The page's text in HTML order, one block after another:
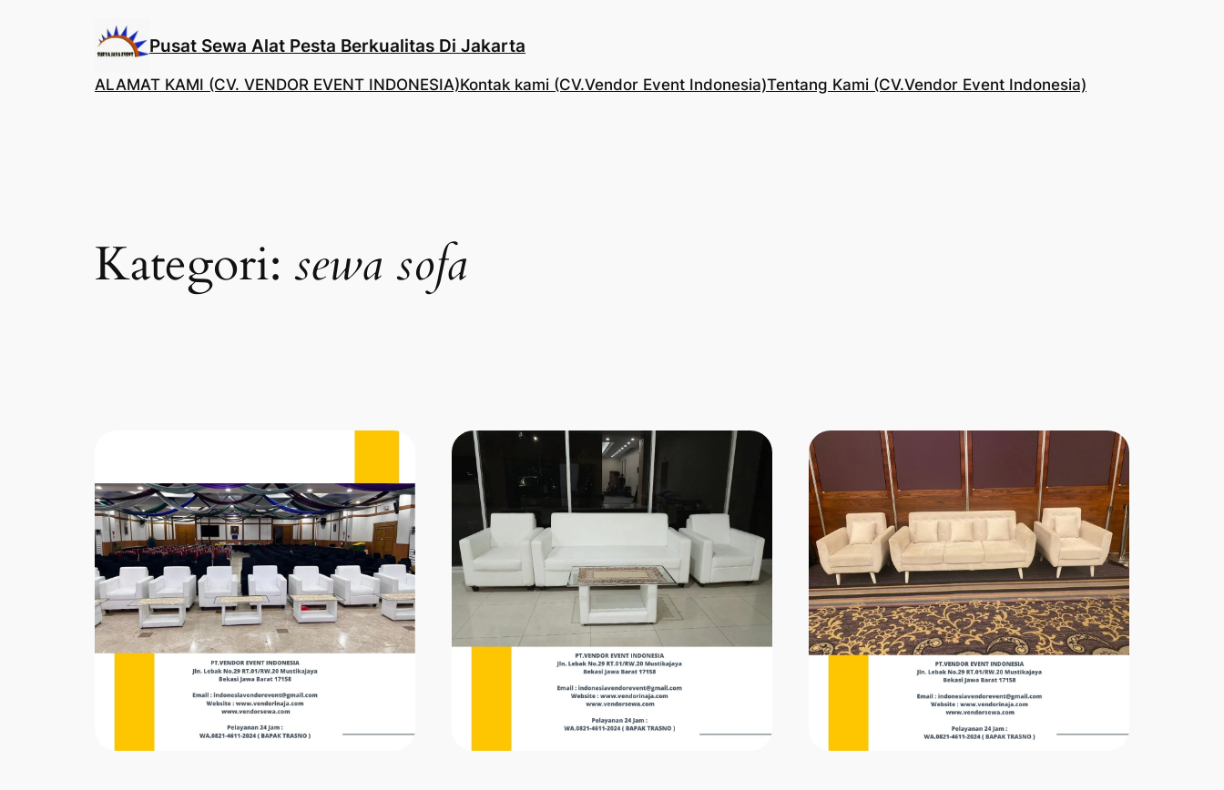
Pusat Sewa Alat Pesta Berkualitas Di Jakarta
ALAMAT KAMI (CV. VENDOR EVENT INDONESIA)Kontak kami (CV.Vendor Event Indonesia)Tentang Kami (CV.Vendor Event Indonesia)
Kategori: sewa sofa